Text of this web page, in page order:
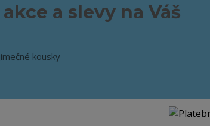
a slevy na Váš
kousky